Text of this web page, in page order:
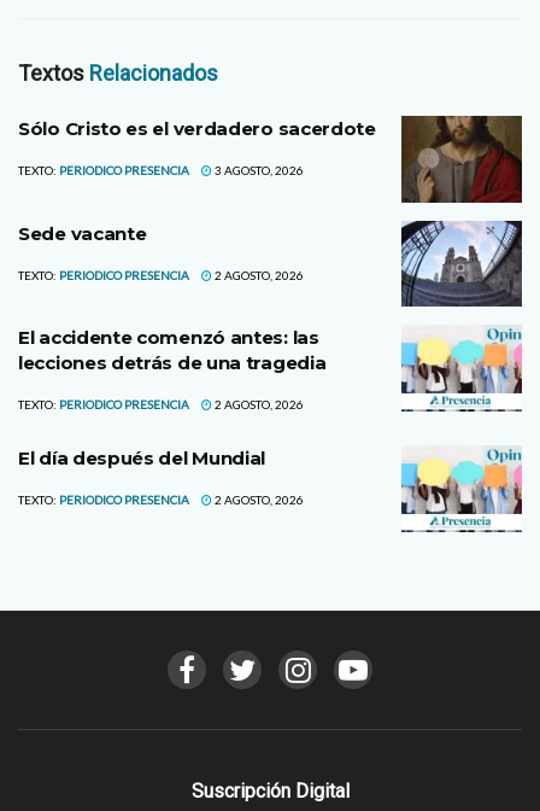
Textos Relacionados
Sólo Cristo es el verdadero sacerdote
TEXTO: PERIODICO PRESENCIA 3 AGOSTO, 2026
Sede vacante
TEXTO: PERIODICO PRESENCIA 2 AGOSTO, 2026
El accidente comenzó antes: las
lecciones detrás de una tragedia
TEXTO: PERIODICO PRESENCIA 2 AGOSTO, 2026
El día después del Mundial
TEXTO: PERIODICO PRESENCIA 2 AGOSTO, 2026
Suscripción Digital